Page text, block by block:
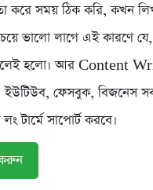
করে সময় ঠিক করি, কখন
ভালো লাগে এই কারণে
হলো। আর Content
ইউটিউব, ফেসবুক, বিজনেস
টার্মে সাপোর্ট করবে।
করুন